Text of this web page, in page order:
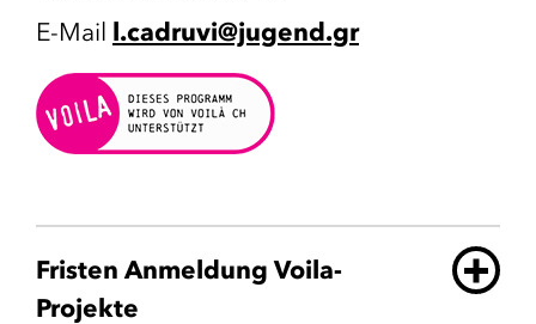
E-Mail l.cadruvi@jugend.gr
Fristen Anmeldung Voila-
Projekte